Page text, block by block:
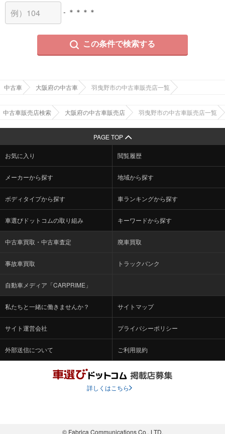
- ＊＊＊＊
この条件で検索する
中古車 大阪府の中古車 羽曳野市の中古車販売店一覧
中古車販売店検索 大阪府の中古車販売店 羽曳野市の中古車販売店一覧
PAGE TOP
お気に入り 閲覧履歴
メーカーから探す 地域から探す
ボディタイプから探す 車ランキングから探す
車選びドットコムの取り組み キーワードから探す
中古車買取・中古車査定 廃車買取
事故車買取 トラックバンク
自動車メディア「CARPRIME」
私たちと一緒に働きませんか？ サイトマップ
サイト運営会社 プライバシーポリシー
外部送信について ご利用規約
詳しくはこちら
© Fabrica Communications Co., LTD.